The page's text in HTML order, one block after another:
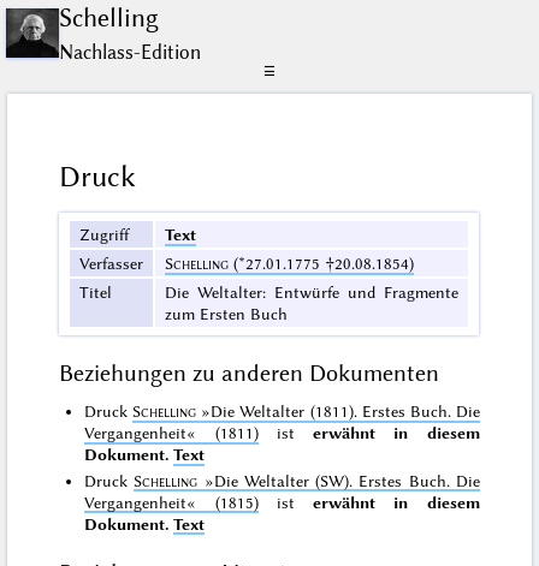
Schelling
Nachlass-Edition
☰
Druck
Zugriff
Text
Verfasser
Schelling (*27.01.1775 †20.08.1854)
Titel
Die Weltalter: Entwürfe und Fragmente
zum Ersten Buch
Beziehungen zu anderen Dokumenten
DruckSchelling »Die Weltalter (1811). Erstes Buch. Die
Vergangenheit« (1811)isterwähnt in diesem
Dokument. Text
Druck Schelling »Die Weltalter (SW). Erstes Buch. Die
Vergangenheit« (1815)isterwähnt in diesem
Dokument. Text